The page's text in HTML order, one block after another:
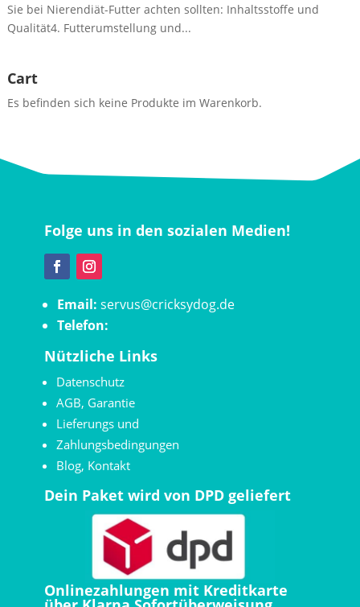
Sie bei Nierendiät-Futter achten sollten: Inhaltsstoffe und
Qualität4. Futterumstellung und...
Cart
Es befinden sich keine Produkte im Warenkorb.
Folge uns in den sozialen Medien!
Email: servus@cricksydog.de
Telefon:
Nützliche Links
Datenschutz
AGB, Garantie
Lieferungs und
Zahlungsbedingungen
Blog, Kontakt
Dein Paket wird von DPD geliefert
Onlinezahlungen mit Kreditkarte